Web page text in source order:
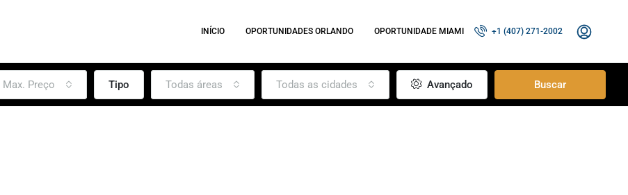
INÍCIO OPORTUNIDADES ORLANDO OPORTUNIDADE MIAMI +1 (407) 271-2002
Max. Preço Tipo Todas áreas Todas as cidades Avançado Buscar